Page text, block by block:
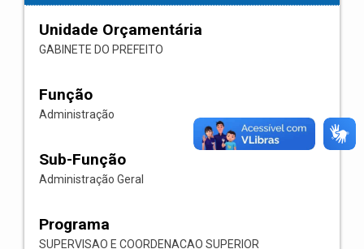
Unidade Orçamentária
GABINETE DO PREFEITO
Função
Administração
Sub-Função
Administração Geral
Programa
SUPERVISAO E COORDENACAO SUPERIOR